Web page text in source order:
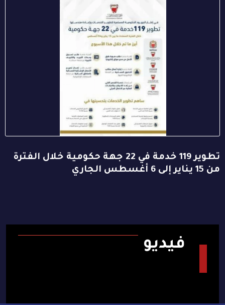
تطوير 119 خدمة في 22 جهة حكومية خلال الفترة
من 15 يناير إلى 6 أغسطس الجاري
فيديو